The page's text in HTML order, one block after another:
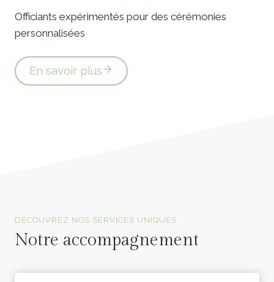
Officiants expérimentés pour des cérémonies
personnalisées
En savoir plus
DÉCOUVREZ NOS SERVICES UNIQUES
Notre accompagnement